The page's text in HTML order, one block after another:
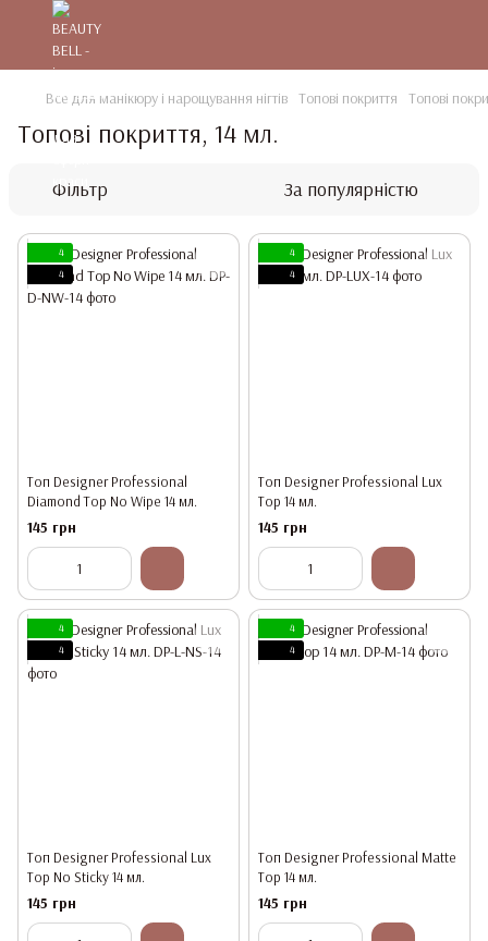
Все для манікюру і нарощування нігтів Топові покриття Топові
Топові покриття, 14 мл.
Фільтр За популярністю
4
4
Топ Designer Professional
Diamond Top No Wipe 14 мл.
145 грн
4
4
Топ Designer Professional Lux
Top 14 мл.
145 грн
4
4
Топ Designer Professional Lux
Top No Sticky 14 мл.
145 грн
4
4
Топ Designer Professional Matte
Top 14 мл.
145 грн